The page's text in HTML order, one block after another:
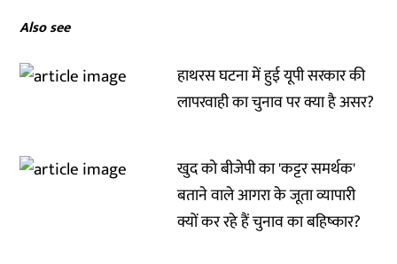
Also see
हाथरस घटना में हुई यूपी सरकार की
लापरवाही का चुनाव पर क्या है असर?
खुद को बीजेपी का 'कट्टर समर्थक'
बताने वाले आगरा के जूता व्यापारी
क्यों कर रहे हैं चुनाव का बहिष्कार?